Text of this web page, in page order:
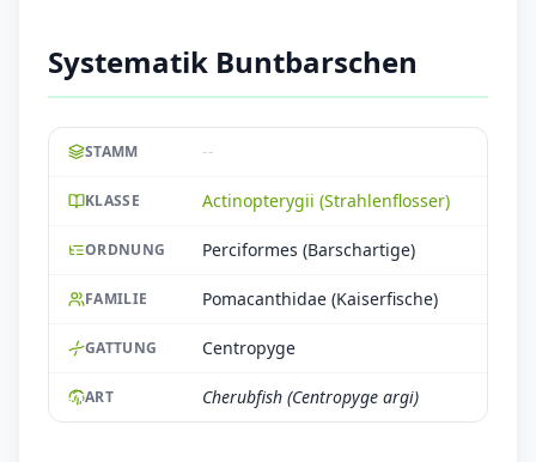
Systematik Buntbarschen
STAMM --
KLASSE Actinopterygii (Strahlenflosser)
ORDNUNG Perciformes (Barschartige)
FAMILIE Pomacanthidae (Kaiserfische)
GATTUNG Centropyge
ART Cherubfish (Centropyge argi)